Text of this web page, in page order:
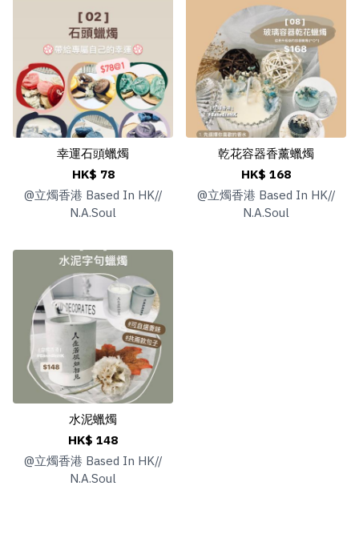
幸運石頭蠟燭
HK$ 78
@立燭香港 Based In HK//
N.A.Soul
乾花容器香薰蠟燭
HK$ 168
@立燭香港 Based In HK//
N.A.Soul
水泥蠟燭
HK$ 148
@立燭香港 Based In HK//
N.A.Soul